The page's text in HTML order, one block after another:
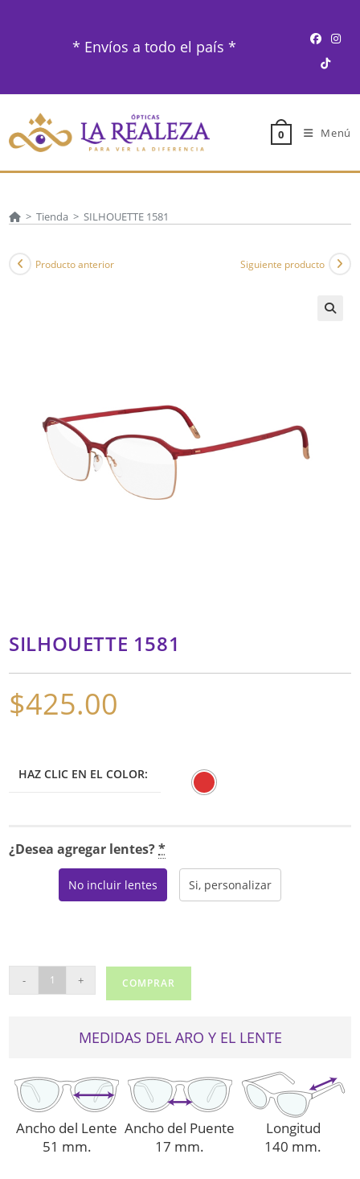
* Envíos a todo el país *
0 Menú
> Tienda > SILHOUETTE 1581
Producto anterior Siguiente producto
SILHOUETTE 1581
$425.00
HAZ CLIC EN EL COLOR:
¿Desea agregar lentes?*
No incluir lentes Si, personalizar
SILHOUETTE
1581
- + COMPRAR
MEDIDAS DEL ARO Y EL LENTE
Ancho del Lente
51 mm.
Ancho del Puente
17 mm.
Longitud
140 mm.